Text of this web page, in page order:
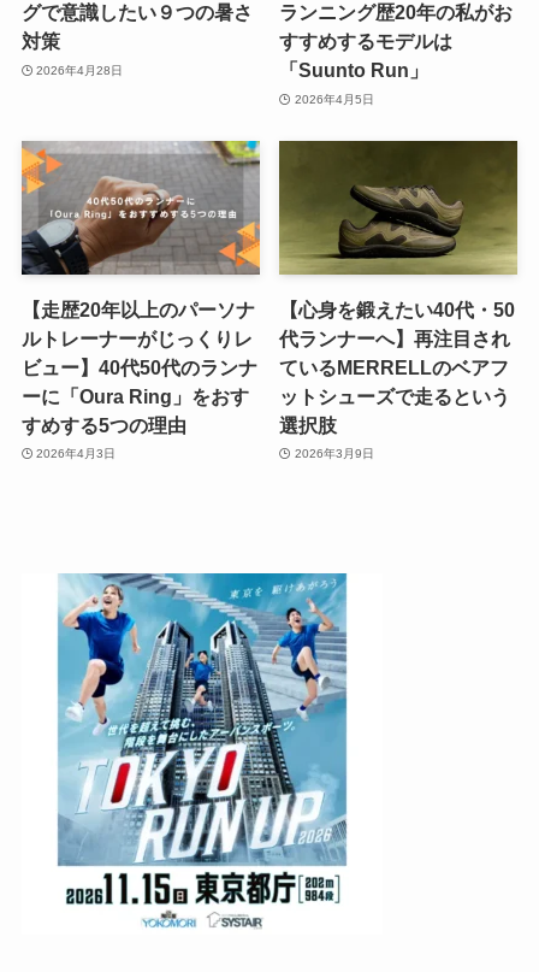
グで意識したい９つの暑さ
対策
2026年4月28日
ランニング歴20年の私がお
すすめするモデルは
「Suunto Run」
2026年4月5日
【走歴20年以上のパーソナ
ルトレーナーがじっくりレ
ビュー】40代50代のランナ
ーに「Oura Ring」をおす
すめする5つの理由
2026年4月3日
【心身を鍛えたい40代・50
代ランナーへ】再注目され
ているMERRELLのベアフ
ットシューズで走るという
選択肢
2026年3月9日